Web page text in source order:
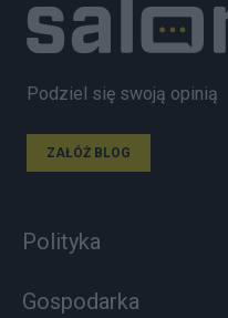
Podziel się swoją opinią
ZAŁÓŻ BLOG
Polityka
Gospodarka